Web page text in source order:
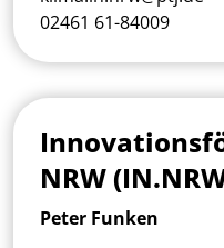
02461 61-84009
NRW
Peter Funken